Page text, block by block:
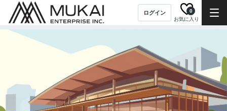
ログイン
お気に入り
0